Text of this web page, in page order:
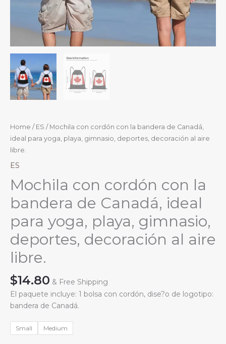
Home / ES / Mochila con cordón con la bandera de Canadá,
ideal para yoga, playa, gimnasio, deportes, decoración al aire
libre.
ES
Mochila con cordón con la
bandera de Canadá, ideal
para yoga, playa, gimnasio,
deportes, decoración al aire
libre.
$14.80 & Free Shipping
El paquete incluye: 1 bolsa con cordón, dise?o de logotipo:
bandera de Canadá.
Small Medium